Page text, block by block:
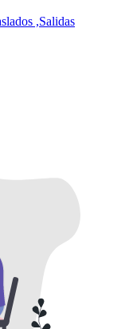
,Salidas